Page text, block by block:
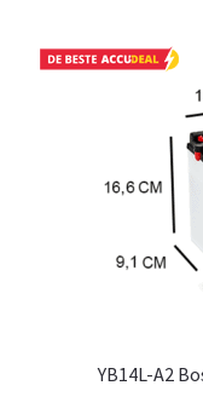
YB14L-A2